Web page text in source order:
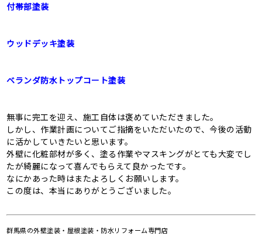
付帯部塗装
ウッドデッキ塗装
ベランダ防水トップコート塗装
無事に完工を迎え、施工自体は褒めていただきました。
しかし、作業計画についてご指摘をいただいたので、今後の活動
に活かしていきたいと思います。
外壁に化粧部材が多く、塗る作業やマスキングがとても大変でし
たが綺麗になって喜んでもらえて良かったです。
なにかあった時はまたよろしくお願いします。
この度は、本当にありがとうございました。
群馬県の外壁塗装・屋根塗装・防水リフォーム専門店